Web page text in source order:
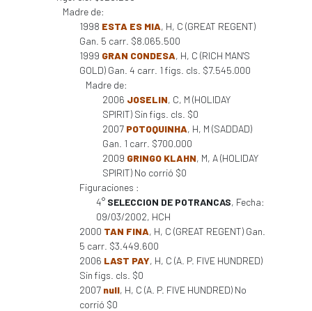
Madre de:
1998 ESTA ES MIA, H, C (GREAT REGENT)
Gan. 5 carr. $8.065.500
1999 GRAN CONDESA, H, C (RICH MAN'S
GOLD) Gan. 4 carr. 1 figs. cls. $7.545.000
Madre de:
2006 JOSELIN, C, M (HOLIDAY
SPIRIT) Sin figs. cls. $0
2007 POTOQUINHA, H, M (SADDAD)
Gan. 1 carr. $700.000
2009 GRINGO KLAHN, M, A (HOLIDAY
SPIRIT) No corrió $0
Figuraciones :
4° SELECCION DE POTRANCAS, Fecha:
09/03/2002, HCH
2000 TAN FINA, H, C (GREAT REGENT) Gan.
5 carr. $3.449.600
2006 LAST PAY, H, C (A. P. FIVE HUNDRED)
Sin figs. cls. $0
2007 null, H, C (A. P. FIVE HUNDRED) No
corrió $0